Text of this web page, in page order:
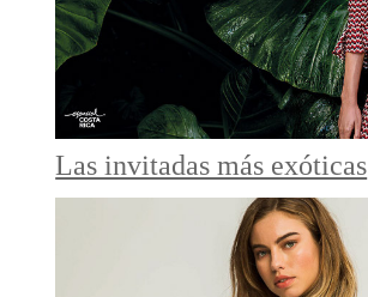
Las invitadas más exóticas